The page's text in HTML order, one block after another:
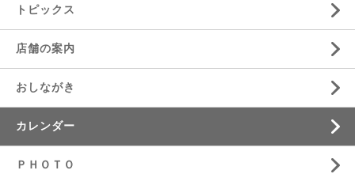
トピックス
店舗の案内
おしながき
カレンダー
ＰＨＯＴＯ